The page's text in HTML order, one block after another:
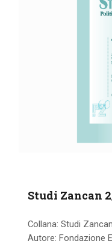
Studi Zancan
Collana: Studi
Autore: Fondazione